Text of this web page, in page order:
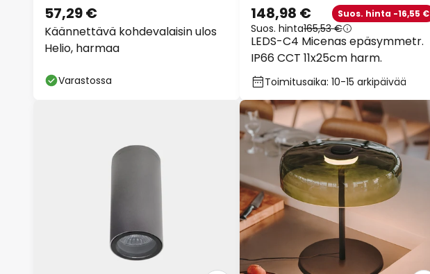
Käännettävä kohdevalaisin ulos
Helio, harmaa
57,29 €
Varastossa
LEDS-C4 Micenas epäsymmetr.
IP66 CCT 11x25cm harm.
148,98 € Suos. hinta -16,55 €
Suos. hinta165,53 €
Toimitusaika: 10-15 arkipäivää